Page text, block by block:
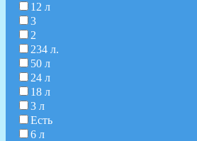
12 л
3
2
234 л.
50 л
24 л
18 л
3 л
Есть
6 л